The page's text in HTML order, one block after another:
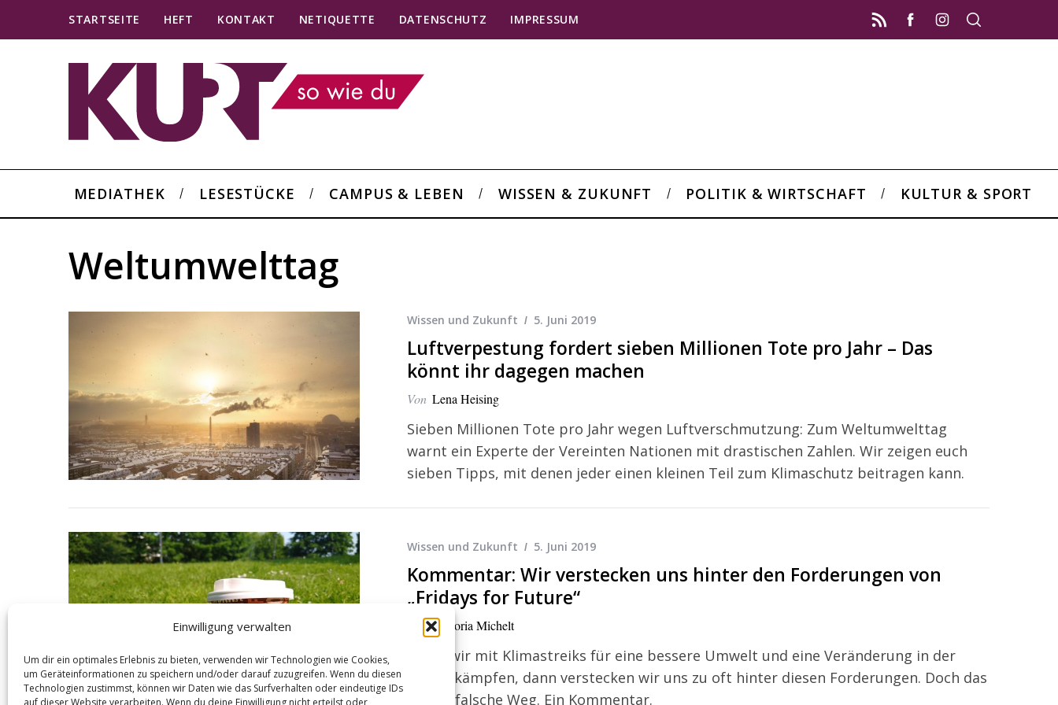
Einwilligung verwalten
Um dir ein optimales Erlebnis zu bieten, verwenden wir Technologien wie Cookies,
um Geräteinformationen zu speichern und/oder darauf zuzugreifen. Wenn du diesen
Technologien zustimmst, können wir Daten wie das Surfverhalten oder eindeutige IDs
auf dieser Website verarbeiten. Wenn du deine Einwilligung nicht erteilst oder
STARTSEITE HEFT KONTAKT NETIQUETTE DATENSCHUTZ IMPRESSUM
MEDIATHEK LESESTÜCKE CAMPUS & LEBEN WISSEN & ZUKUNFT POLITIK & WIRTSCHAFT KULTUR & SPORT
Weltumwelttag
Wissen und Zukunft 5. Juni 2019
Luftverpestung fordert sieben Millionen Tote pro Jahr – Das
könnt ihr dagegen machen
Von Lena Heising
Sieben Millionen Tote pro Jahr wegen Luftverschmutzung: Zum Weltumwelttag
warnt ein Experte der Vereinten Nationen mit drastischen Zahlen. Wir zeigen euch
sieben Tipps, mit denen jeder einen kleinen Teil zum Klimaschutz beitragen kann.
Wissen und Zukunft 5. Juni 2019
Kommentar: Wir verstecken uns hinter den Forderungen von
„Fridays for Future“
Von Viktoria Michelt
Wenn wir mit Klimastreiks für eine bessere Umwelt und eine Veränderung in der
Politik kämpfen, dann verstecken wir uns zu oft hinter diesen Forderungen. Doch das
ist der falsche Weg. Ein Kommentar.
r
c
h
f
o